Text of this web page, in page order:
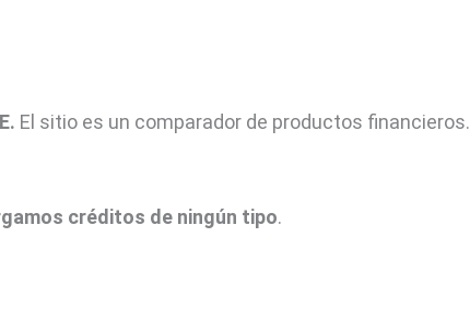
El sitio es un comparador de productos financieros.
créditos de ningún tipo.